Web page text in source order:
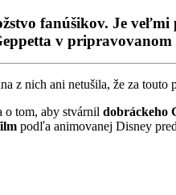
fanúšikov. Je
v
z nich ani netušila, že za touto
o tom, aby stvárnil dobráckeho
podľa animovanej Disney